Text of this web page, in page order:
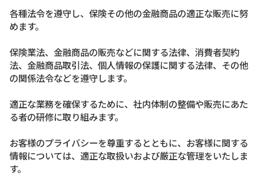
各種法令を遵守し、保険その他の金融商品の適正な販売に努
めます。
保険業法、金融商品の販売などに関する法律、消費者契約
法、金融商品取引法、個人情報の保護に関する法律、その他
の関係法令などを遵守します。
適正な業務を確保するために、社内体制の整備や販売にあた
る者の研修に取り組みます。
お客様のプライバシーを尊重するとともに、お客様に関する
情報については、適正な取扱いおよび厳正な管理をいたしま
す。